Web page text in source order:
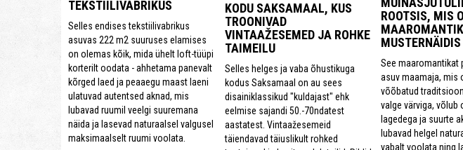
TEKSTIILIVABRIKUS
Selles endises tekstiilivabrikus
asuvas 222 m2 suuruses elamises
on olemas kõik, mida ühelt loft-tüüpi
korterilt oodata - ahhetama panevalt
kõrged laed ja peaaegu maast laeni
ulatuvad autentsed aknad, mis
lubavad ruumil veelgi suuremana
näida ja lasevad naturaalsel valgusel
maksimaalselt ruumi voolata.
KODU SAKSAMAAL, KUS
TROONIVAD
VINTAAŽESEMED JA ROHKE
TAIMEILU
Selles helges ja vaba õhustikuga
kodus Saksamaal on au sees
disainiklassikud "kuldajast" ehk
eelmise sajandi 50.-70ndatest
aastatest. Vintaažesemeid
täiendavad täiuslikult rohked
ROOTSIS, MIS
MUSTERNÄIDIS
See maaromantikat
asuv maamaja, mis
võõbatud
valge värviga, võlub
lagedega ja suurte
lubavad helgel
vabalt voolata ning